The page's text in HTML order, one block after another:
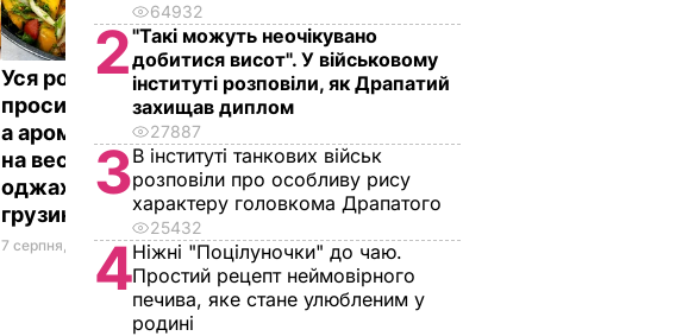
Уся родина
проситиме добавки,
а аромат стоятиме
на весь дім. Рецепт
оджахурі –
грузинської страви
7 серпня, 09.27БУЛЬВАР
"Мішуня, доця
народилася!"
як уночі на позиціях
дізнався про
народження доньки
7 серпня, 08.08БУЛЬВАР
64932
2"Такі можуть неочікувано
добитися висот". У військовому
інституті розповіли, як Драпатий
захищав диплом
27887
3В інституті танкових військ
розповіли про особливу рису
характеру головкома Драпатого
25432
4Ніжні "Поцілуночки" до чаю.
Простий рецепт неймовірного
печива, яке стане улюбленим у
родині